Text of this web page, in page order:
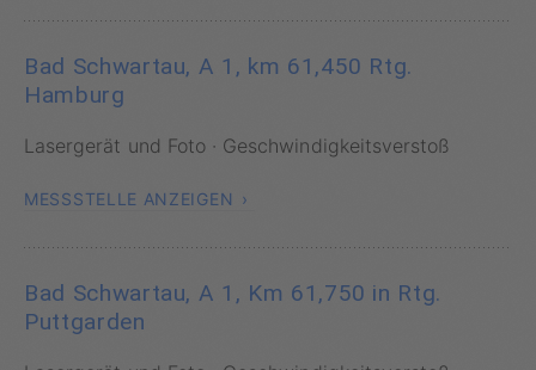
Bad Schwartau, A 1, km 61,450 Rtg.
Hamburg
Lasergerät und Foto · Geschwindigkeitsverstoß
MESSSTELLE ANZEIGEN
Bad Schwartau, A 1, Km 61,750 in Rtg.
Puttgarden